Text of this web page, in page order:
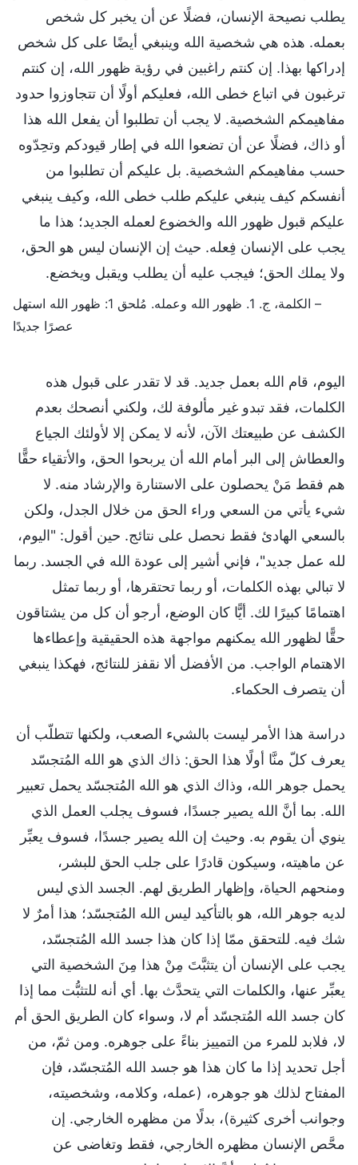
يطلب نصيحة الإنسان، فضلًا عن أن يخبر كل شخص
بعمله. هذه هي شخصية الله وينبغي أيضًا على كل شخص
إدراكها بهذا. إن كنتم راغبين في رؤية ظهور الله، إن كنتم
ترغبون في اتباع خطى الله، فعليكم أولًا أن تتجاوزوا حدود
مفاهيمكم الشخصية. لا يجب أن تطلبوا أن يفعل الله هذا
أو ذاك، فضلًا عن أن تضعوا الله في إطار قيودكم وتحِدّوه
حسب مفاهيمكم الشخصية. بل عليكم أن تطلبوا من
أنفسكم كيف ينبغي عليكم طلب خطى الله، وكيف ينبغي
عليكم قبول ظهور الله والخضوع لعمله الجديد؛ هذا ما
يجب على الإنسان فِعله. حيث إن الإنسان ليس هو الحق،
ولا يملك الحق؛ فيجب عليه أن يطلب ويقبل ويخضع.
– الكلمة، ج. 1. ظهور الله وعمله. مُلحق 1: ظهور الله استهل
عصرًا جديدًا
اليوم، قام الله بعمل جديد. قد لا تقدر على قبول هذه
الكلمات، فقد تبدو غير مألوفة لك، ولكني أنصحك بعدم
الكشف عن طبيعتك الآن، لأنه لا يمكن إلا لأولئك الجياع
والعطاش إلى البر أمام الله أن يربحوا الحق، والأتقياء حقًّا
هم فقط مَنْ يحصلون على الاستنارة والإرشاد منه. لا
شيء يأتي من السعي وراء الحق من خلال الجدل، ولكن
بالسعي الهادئ فقط نحصل على نتائج. حين أقول: "اليوم،
لله عمل جديد"، فإني أشير إلى عودة الله في الجسد. ربما
لا تبالي بهذه الكلمات، أو ربما تحتقرها، أو ربما تمثل
اهتمامًا كبيرًا لك. أيًّا كان الوضع، أرجو أن كل من يشتاقون
حقًّا لظهور الله يمكنهم مواجهة هذه الحقيقية وإعطاءها
الاهتمام الواجب. من الأفضل ألا نقفز للنتائج، فهكذا ينبغي
أن يتصرف الحكماء.
دراسة هذا الأمر ليست بالشيء الصعب، ولكنها تتطلّب أن
يعرف كلّ منَّا أولًا هذا الحق: ذاك الذي هو الله المُتجسّد
يحمل جوهر الله، وذاك الذي هو الله المُتجسّد يحمل تعبير
الله. بما أنَّ الله يصير جسدًا، فسوف يجلب العمل الذي
ينوي أن يقوم به. وحيث إن الله يصير جسدًا، فسوف يعبِّر
عن ماهيته، وسيكون قادرًا على جلب الحق للبشر،
ومنحهم الحياة، وإظهار الطريق لهم. الجسد الذي ليس
لديه جوهر الله، هو بالتأكيد ليس الله المُتجسّد؛ هذا أمرٌ لا
شك فيه. للتحقق ممّا إذا كان هذا جسد الله المُتجسّد،
يجب على الإنسان أن يتثبَّتَ مِنْ هذا مِنَ الشخصية التي
يعبِّر عنها، والكلمات التي يتحدَّث بها. أي أنه للتثبُّت مما إذا
كان جسد الله المُتجسّد أم لا، وسواء كان الطريق الحق أم
لا، فلابد للمرء من التمييز بناءً على جوهره. ومن ثمّ، من
أجل تحديد إذا ما كان هذا هو جسد الله المُتجسّد، فإن
المفتاح لذلك هو جوهره، (عمله، وكلامه، وشخصيته،
وجوانب أخرى كثيرة)، بدلًا من مظهره الخارجي. إن
محَّص الإنسان مظهره الخارجي، فقط وتغاضى عن